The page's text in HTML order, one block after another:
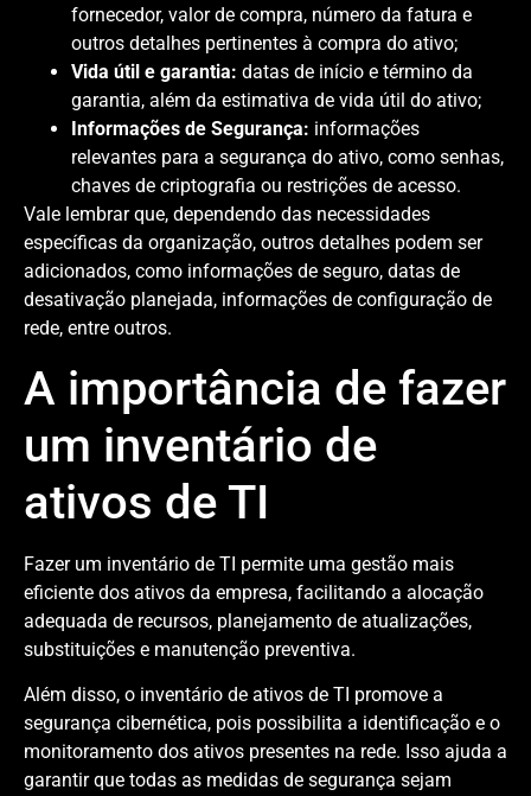
fornecedor, valor de compra, número da fatura e
outros detalhes pertinentes à compra do ativo;
Vida útil e garantia: datas de início e término da
garantia, além da estimativa de vida útil do ativo;
Informações de Segurança: informações
relevantes para a segurança do ativo, como senhas,
chaves de criptografia ou restrições de acesso.
Vale lembrar que, dependendo das necessidades
específicas da organização, outros detalhes podem ser
adicionados, como informações de seguro, datas de
desativação planejada, informações de configuração de
rede, entre outros.
A importância de fazer
um inventário de
ativos de TI
Fazer um inventário de TI permite uma gestão mais
eficiente dos ativos da empresa, facilitando a alocação
adequada de recursos, planejamento de atualizações,
substituições e manutenção preventiva.
Além disso, o inventário de ativos de TI promove a
segurança cibernética, pois possibilita a identificação e o
monitoramento dos ativos presentes na rede. Isso ajuda a
garantir que todas as medidas de segurança sejam